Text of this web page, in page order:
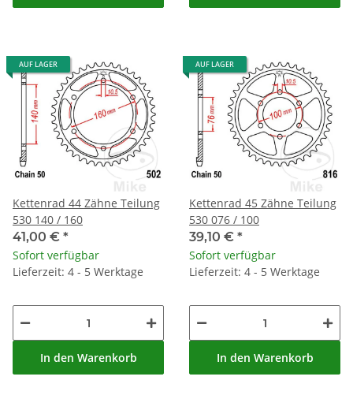
AUF LAGER
Kettenrad 44 Zähne Teilung
530 140 / 160
41,00 € *
Sofort verfügbar
Lieferzeit: 4 - 5 Werktage
In den Warenkorb
AUF LAGER
Kettenrad 45 Zähne Teilung
530 076 / 100
39,10 € *
Sofort verfügbar
Lieferzeit: 4 - 5 Werktage
In den Warenkorb